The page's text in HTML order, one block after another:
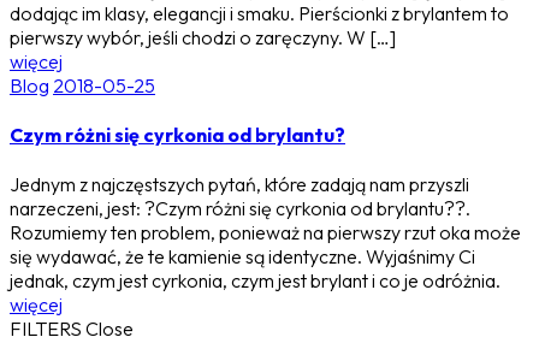
dodając im klasy, elegancji i smaku. Pierścionki z brylantem to
pierwszy wybór, jeśli chodzi o zaręczyny. W […]
więcej
Blog 2018-05-25
Czym różni się cyrkonia od brylantu?
Jednym z najczęstszych pytań, które zadają nam przyszli
narzeczeni, jest: ?Czym różni się cyrkonia od brylantu??.
Rozumiemy ten problem, ponieważ na pierwszy rzut oka może
się wydawać, że te kamienie są identyczne. Wyjaśnimy Ci
jednak, czym jest cyrkonia, czym jest brylant i co je odróżnia.
więcej
FILTERS Close